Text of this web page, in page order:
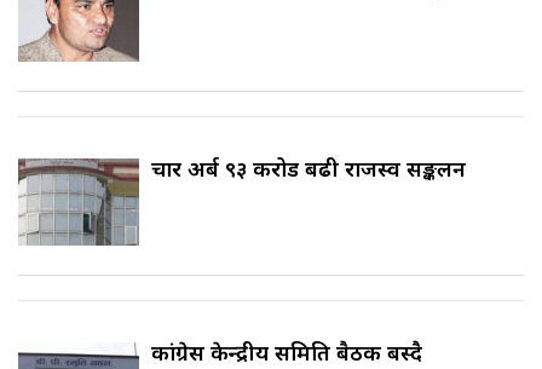
चार अर्ब ९३ करोड बढी राजस्व सङ्कलन
कांग्रेस केन्द्रीय समिति बैठक बस्दै